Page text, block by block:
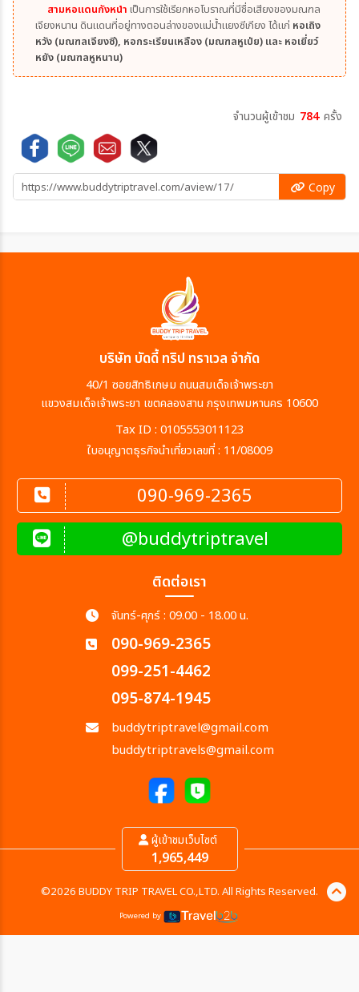
สามหอแดนกังหนำ เป็นการใช้เรียกหอโบราณที่มีชื่อเสียงของมณฑล
เจียงหนาน ดินแดนที่อยู่ทางตอนล่างของแม่น้ำแยงซีเกียง ได้แก่ หอเถิง
หวัง (มณฑลเจียงซี), หอกระเรียนเหลือง (มณฑลหูเป่ย) และ หอเยี่ยว์
หยัง (มณฑลหูหนาน)
จำนวนผู้เข้าชม 784 ครั้ง
Copy
บริษัท บัดดี้ ทริป ทราเวล จำกัด
40/1 ซอยสิทธิเกษม ถนนสมเด็จเจ้าพระยา
แขวงสมเด็จเจ้าพระยา เขตคลองสาน กรุงเทพมหานคร 10600
Tax ID : 0105553011123
ใบอนุญาตธุรกิจนำเที่ยวเลขที่ : 11/08009
090-969-2365
@buddytriptravel
ติดต่อเรา
จันทร์-ศุกร์ : 09.00 - 18.00 น.
090-969-2365
099-251-4462
095-874-1945
buddytriptravel@gmail.com
buddytriptravels@gmail.com
ผู้เข้าชมเว็บไซต์
1,965,449
©2026 BUDDY TRIP TRAVEL CO.,LTD. All Rights Reserved.
Powered by